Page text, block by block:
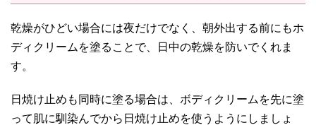
乾燥がひどい場合には夜だけでなく、朝外出する前にもホ
ディクリームを塗ることで、日中の乾燥を防いでくれま
す。
日焼け止めも同時に塗る場合は、ボディクリームを先に塗
って肌に馴染んでから日焼け止めを使うようにしましょ